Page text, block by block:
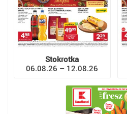
Stokrotka
06.08.26 – 12.08.26